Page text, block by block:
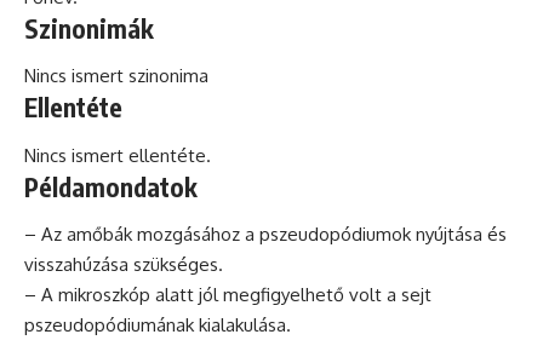
Szinonimák
Nincs ismert szinonima
Ellentéte
Nincs ismert ellentéte.
Példamondatok
– Az amőbák mozgásához a pszeudopódiumok nyújtása és
visszahúzása szükséges.
– A mikroszkóp alatt jól megfigyelhető volt a sejt
pszeudopódiumának kialakulása.